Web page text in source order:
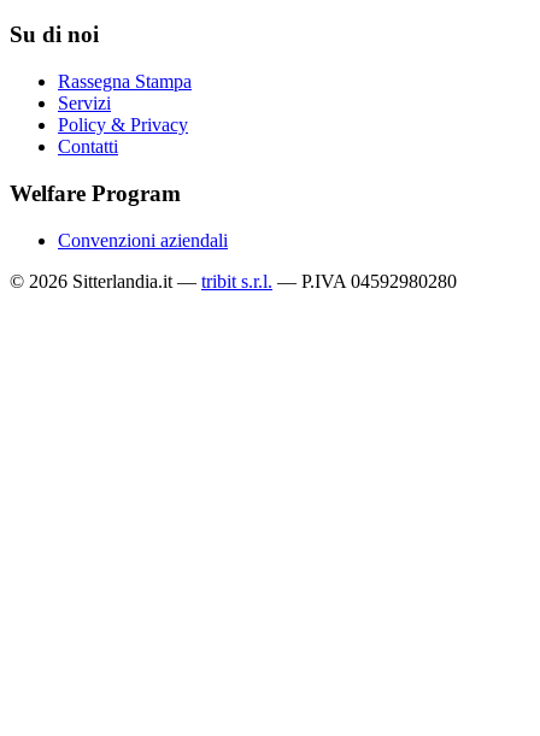
Su di noi
Rassegna Stampa
Servizi
Policy & Privacy
Contatti
Welfare Program
Convenzioni aziendali
© 2026 Sitterlandia.it — tribit s.r.l. — P.IVA 04592980280